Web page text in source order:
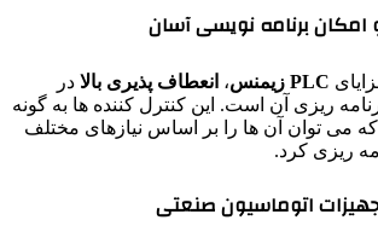
امکان برنامه نویسی آسان
PLC زیمنس، انعطاف پذیری بالا در
ریزی آن است. این کنترل کننده ها به گونه
می توان آن ها را بر اساس نیازهای مختلف
ریزی کرد.
اتوماسیون صنعتی